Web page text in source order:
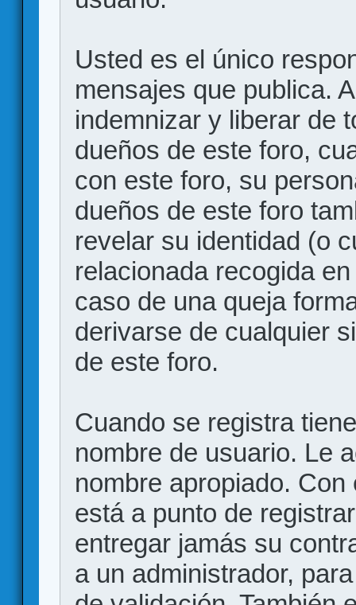
Usted es el único
mensajes que publica.
indemnizar y liberar de
dueños de este foro,
con este foro, su
dueños de este foro
revelar su identidad (o
relacionada recogida
caso de una queja
derivarse de cualquier
de este foro.
Cuando se registra
nombre de usuario. Le
nombre apropiado.
está a punto de
entregar jamás su
a un administrador,